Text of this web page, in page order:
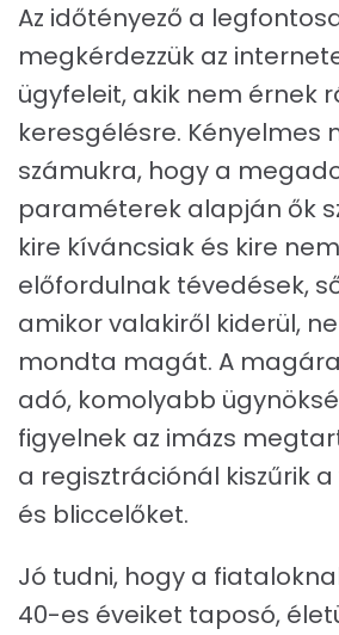
Az időtényező a
megkérdezzük az
ügyfeleit, akik nem érnek
keresgélésre. Kényelmes
számukra, hogy a
paraméterek alapján ők
kire kíváncsiak és kire
előfordulnak tévedések,
amikor valakiről kiderül,
mondta magát. A
adó, komolyabb
figyelnek az imázs
a regisztrációnál kiszűrik
és bliccelőket.
Jó tudni, hogy a
40-es éveiket taposó,